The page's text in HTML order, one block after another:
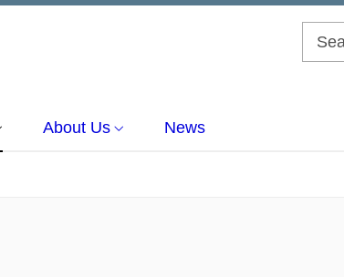
About Us News